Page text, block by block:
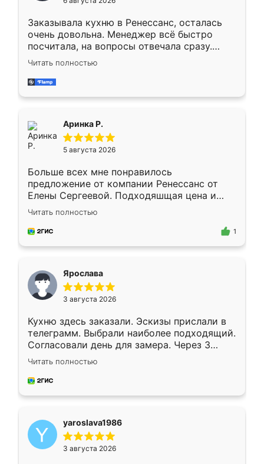
мебели буду заказывать только здесь.
Заказывала кухню в Ренессанс, осталась
очень довольна. Менеджер всё быстро
посчитала, на вопросы отвечала сразу.
Замерщик приехал в субботу, подошёл к
делу со всей ответственностью. Собрали
за день, ребята работали аккуратно, даже
Читать полностью
Аринка Р.
5 августа 2026
Больше всех мне понравилось
предложение от компании Ренессанс от
Елены Сергеевой. Подходяшщая цена и
короткие сроки изготовления. Приехавший
для замера сотрудник Владислав
предложил по моему эскизу самый
Читать полностью
1
Ярослава
3 августа 2026
Кухню здесь заказали. Эскизы прислали в
телеграмм. Выбрали наиболее подходящий.
Согласовали день для замера. Через 3
недели кухня была уже готова. Остались
довольны работой. Спасибо Ренессанс
мебель за качественную работу!
Читать полностью
yaroslava1986
3 августа 2026